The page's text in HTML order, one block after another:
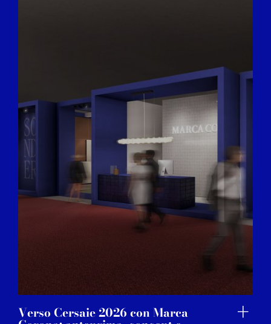
Verso Cersaie 2026 con Marca